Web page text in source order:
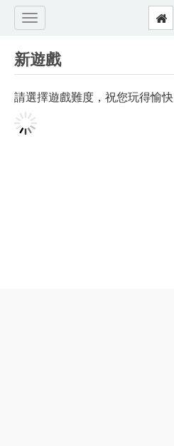
新遊戲
請選擇遊戲難度，祝您玩得愉快